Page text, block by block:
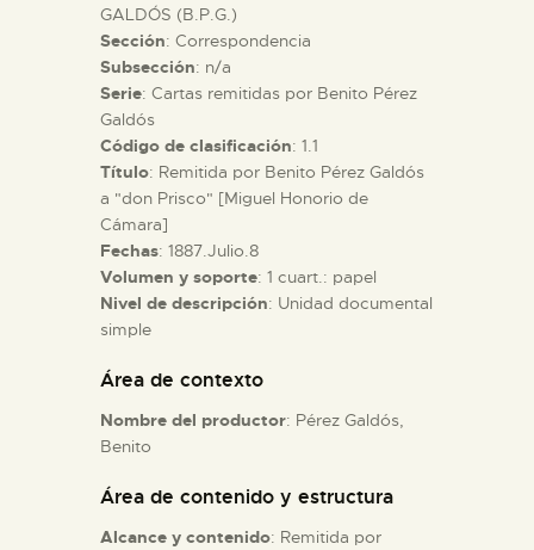
█
EL MUSEO
COLECCIONES
DIDÁCTICA
ESPAÑOL
GALDÓS (B.P.G.)
Sección: Correspondencia
Subsección: n/a
Serie: Cartas remitidas por Benito Pérez
Galdós
Código de clasificación: 1.1
Título: Remitida por Benito Pérez Galdós
a "don Prisco" [Miguel Honorio de
Cámara]
Fechas: 1887.Julio.8
Volumen y soporte: 1 cuart.: papel
Nivel de descripción: Unidad documental
simple
Área de contexto
Nombre del productor: Pérez Galdós,
Benito
Área de contenido y estructura
Alcance y contenido: Remitida por